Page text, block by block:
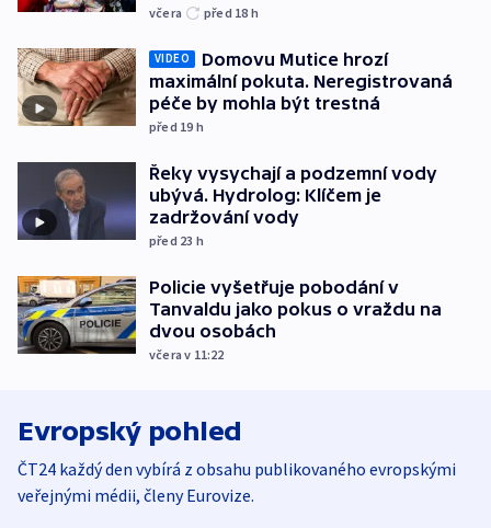
včera před 18 h
VIDEO
Domovu Mutice hrozí
maximální pokuta. Neregistrovaná
péče by mohla být trestná
před 19 h
Řeky vysychají a podzemní vody
ubývá. Hydrolog: Klíčem je
zadržování vody
před 23 h
Policie vyšetřuje pobodání v
Tanvaldu jako pokus o vraždu na
dvou osobách
včera v 11:22
Evropský pohled
ČT24 každý den vybírá z obsahu publikovaného evropskými
veřejnými médii, členy Eurovize.